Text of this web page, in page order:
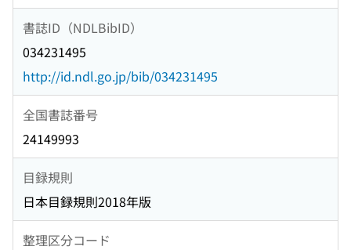
書誌ID（NDLBibID）
034231495
http://id.ndl.go.jp/bib/034231495
全国書誌番号
24149993
目録規則
日本目録規則2018年版
整理区分コード